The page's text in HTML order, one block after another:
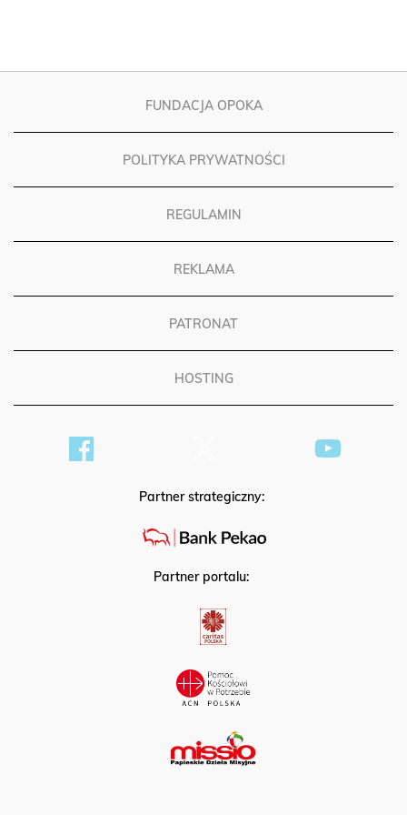
FUNDACJA OPOKA
POLITYKA PRYWATNOŚCI
REGULAMIN
REKLAMA
PATRONAT
HOSTING
Partner strategiczny:
Partner portalu: